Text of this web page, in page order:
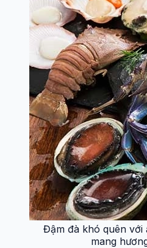
Đậm đà khó quên với
mang